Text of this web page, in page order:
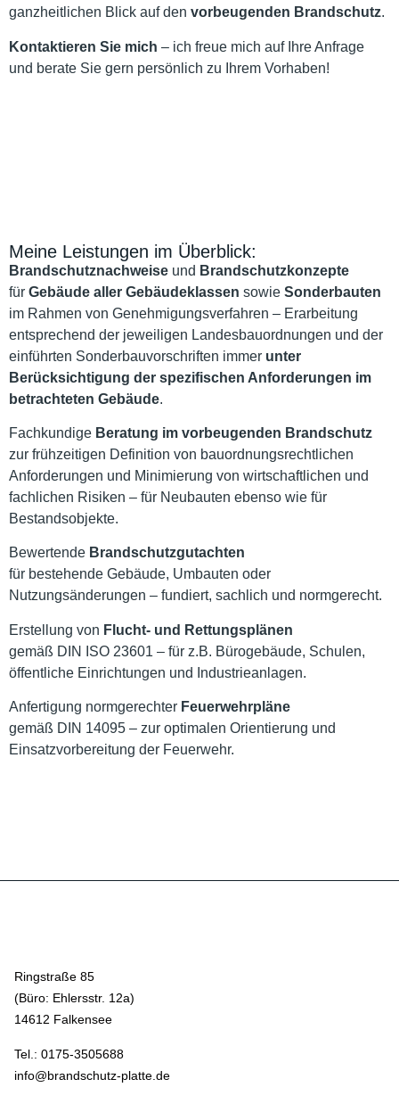
ganzheitlichen Blick auf den vorbeugenden Brandschutz.
Kontaktieren Sie mich – ich freue mich auf Ihre Anfrage
und berate Sie gern persönlich zu Ihrem Vorhaben!
Meine Leistungen im Überblick:
Brandschutznachweise und Brandschutzkonzepte
für Gebäude aller Gebäudeklassen sowie Sonderbauten
im Rahmen von Genehmigungsverfahren – Erarbeitung
entsprechend der jeweiligen Landesbauordnungen und der
einführten Sonderbauvorschriften immer unter
Berücksichtigung der spezifischen Anforderungen im
betrachteten Gebäude.
Fachkundige Beratung im vorbeugenden Brandschutz
zur frühzeitigen Definition von bauordnungsrechtlichen
Anforderungen und Minimierung von wirtschaftlichen und
fachlichen Risiken – für Neubauten ebenso wie für
Bestandsobjekte.
Bewertende Brandschutzgutachten
für bestehende Gebäude, Umbauten oder
Nutzungsänderungen – fundiert, sachlich und normgerecht.
Erstellung von Flucht- und Rettungsplänen
gemäß DIN ISO 23601 – für z.B. Bürogebäude, Schulen,
öffentliche Einrichtungen und Industrieanlagen.
Anfertigung normgerechter Feuerwehrpläne
gemäß DIN 14095 – zur optimalen Orientierung und
Einsatzvorbereitung der Feuerwehr.
Ringstraße 85
(Büro: Ehlersstr. 12a)
14612 Falkensee
Tel.: 0175-3505688
info@brandschutz-platte.de